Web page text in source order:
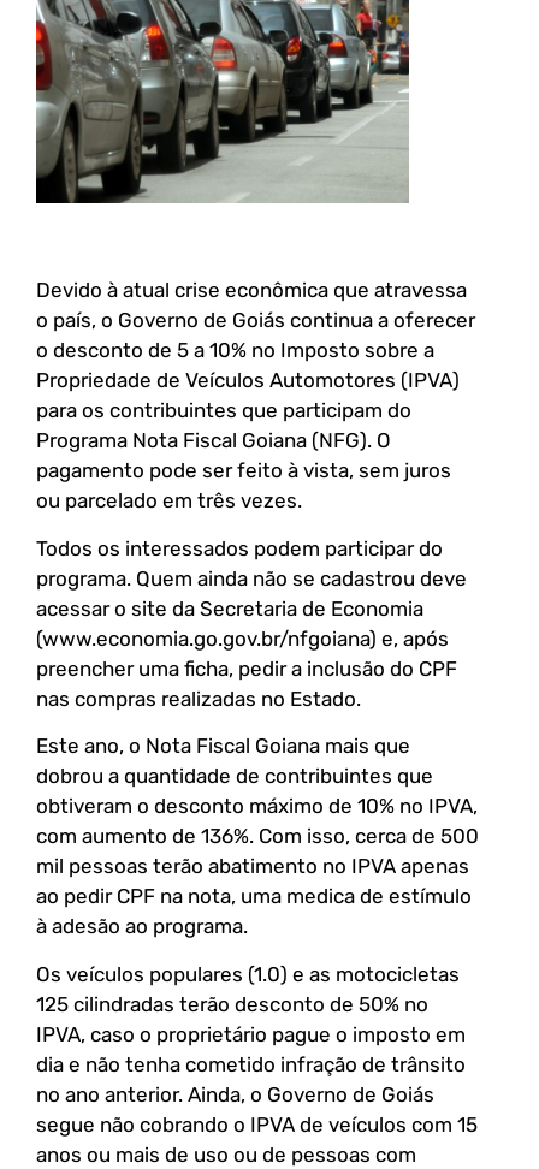
Devido à atual crise econômica que atravessa
o país, o Governo de Goiás continua a oferecer
o desconto de 5 a 10% no Imposto sobre a
Propriedade de Veículos Automotores (IPVA)
para os contribuintes que participam do
Programa Nota Fiscal Goiana (NFG). O
pagamento pode ser feito à vista, sem juros
ou parcelado em três vezes.
Todos os interessados podem participar do
programa. Quem ainda não se cadastrou deve
acessar o site da Secretaria de Economia
(www.economia.go.gov.br/nfgoiana) e, após
preencher uma ficha, pedir a inclusão do CPF
nas compras realizadas no Estado.
Este ano, o Nota Fiscal Goiana mais que
dobrou a quantidade de contribuintes que
obtiveram o desconto máximo de 10% no IPVA,
com aumento de 136%. Com isso, cerca de 500
mil pessoas terão abatimento no IPVA apenas
ao pedir CPF na nota, uma medica de estímulo
à adesão ao programa.
Os veículos populares (1.0) e as motocicletas
125 cilindradas terão desconto de 50% no
IPVA, caso o proprietário pague o imposto em
dia e não tenha cometido infração de trânsito
no ano anterior. Ainda, o Governo de Goiás
segue não cobrando o IPVA de veículos com 15
anos ou mais de uso ou de pessoas com